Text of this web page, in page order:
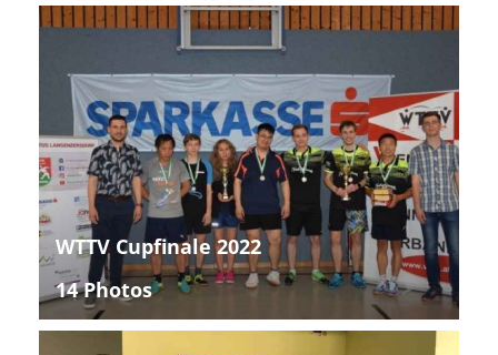
WTTV Cupfinale 2022
14 Photos